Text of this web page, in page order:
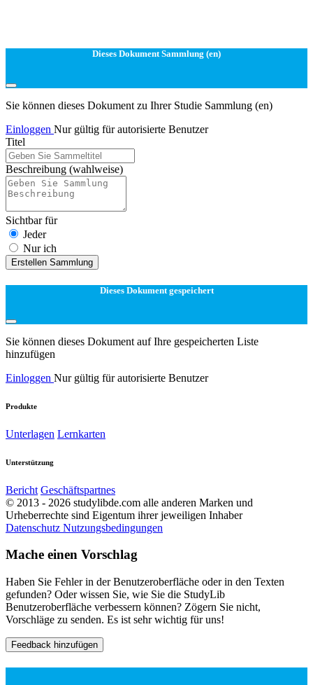
Dieses Dokument Sammlung (en)
Sie können dieses Dokument zu Ihrer Studie Sammlung (en)
Einloggen Nur gültig für autorisierte Benutzer
Titel
Beschreibung (wahlweise)
Sichtbar für
Jeder
Nur ich
Erstellen Sammlung
Dieses Dokument gespeichert
Sie können dieses Dokument auf Ihre gespeicherten Liste
hinzufügen
Einloggen Nur gültig für autorisierte Benutzer
Produkte
Unterlagen Lernkarten
Unterstützung
Bericht Geschäftspartnes
© 2013 - 2026 studylibde.com alle anderen Marken und
Urheberrechte sind Eigentum ihrer jeweiligen Inhaber
Datenschutz Nutzungsbedingungen
Mache einen Vorschlag
Haben Sie Fehler in der Benutzeroberfläche oder in den Texten
gefunden? Oder wissen Sie, wie Sie die StudyLib
Benutzeroberfläche verbessern können? Zögern Sie nicht,
Vorschläge zu senden. Es ist sehr wichtig für uns!
Feedback hinzufügen